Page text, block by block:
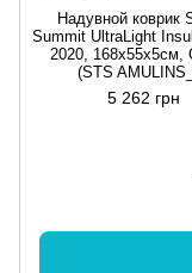
Надувной коврик
Summit UltraLight
2020, 168х55х5см,
(STS
5 262 грн